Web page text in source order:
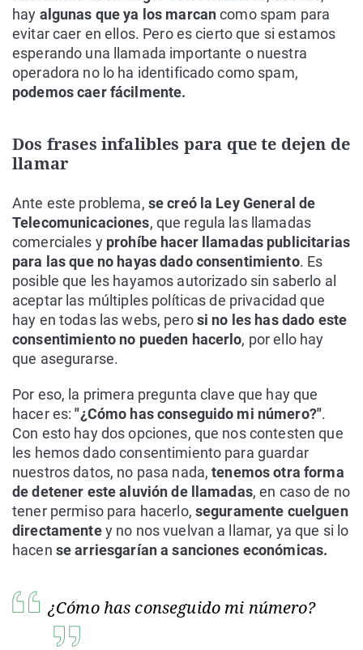
hay algunas que ya los marcancomo spam para
evitar caer en ellos. Pero es cierto que si estamos
esperando una llamada importante o nuestra
operadora no lo ha identificado como spam,
podemos caer fácilmente.
Dos frases infalibles para que te dejen de
llamar
Ante este problema, se creó la Ley General de
Telecomunicaciones, que regula las llamadas
comerciales y prohíbe hacer llamadas publicitarias
para las que no hayas dado consentimiento. Es
posible que les hayamos autorizado sin saberlo al
aceptar las múltiples políticas de privacidad que
hay en todas las webs, perosi no les has dado este
consentimiento no pueden hacerlo, por ello hay
que asegurarse.
Por eso, la primera pregunta clave que hay que
hacer es: "¿Cómo has conseguido mi número?".
Con esto hay dos opciones, que nos contesten que
les hemos dado consentimiento para guardar
nuestros datos, no pasa nada,tenemos otra forma
de detener este aluvión de llamadas, en caso de no
tener permiso para hacerlo, seguramente cuelguen
directamentey no nos vuelvan a llamar, ya que si lo
hacen se arriesgarían a sanciones económicas.
¿Cómo has conseguido mi número?